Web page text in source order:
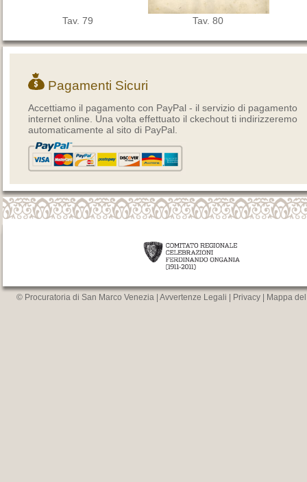
Tav. 79 Tav. 80
Pagamenti Sicuri
Accettiamo il pagamento con PayPal - il servizio di pagamento
internet online. Una volta effettuato il ckechout ti indirizzeremo
automaticamente al sito di PayPal.
© Procuratoria di San Marco Venezia | Avvertenze Legali Privacy Mappa